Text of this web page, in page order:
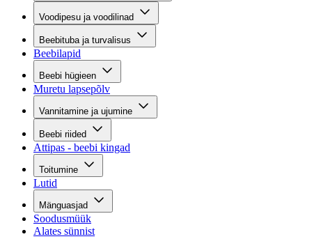
Voodipesu ja voodilinad
Beebituba ja turvalisus
Beebilapid
Beebi hügieen
Muretu lapsepõlv
Vannitamine ja ujumine
Beebi riided
Attipas - beebi kingad
Toitumine
Lutid
Mänguasjad
Soodusmüük
Alates sünnist